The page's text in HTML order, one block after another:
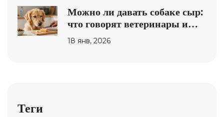
Можно ли давать собаке сыр:
что говорят ветеринары и
какие сорта безопасны
18 янв, 2026
Теги